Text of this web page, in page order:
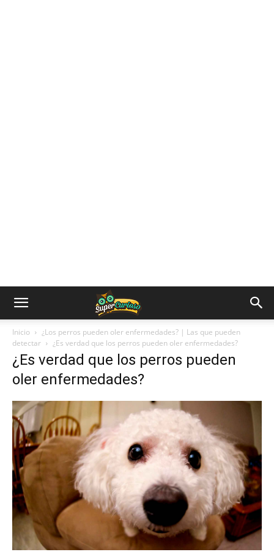
Inicio
¿Los perros pueden oler enfermedades? | Las que pueden
detectar
¿Es verdad que los perros pueden oler enfermedades?
¿Es verdad que los perros pueden
oler enfermedades?